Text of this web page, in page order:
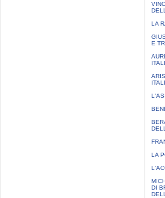
LA
E
LA
DI